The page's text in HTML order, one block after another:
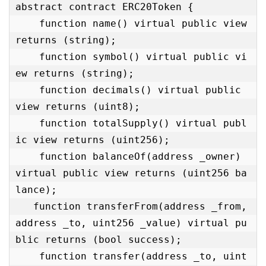
abstract contract ERC20Token {
returns (string);
ew returns (string);
view returns (uint8);
ic view returns (uint256);
virtual public view returns (uint256 ba
lance);
address _to, uint256 _value) virtual pu
blic returns (bool success);